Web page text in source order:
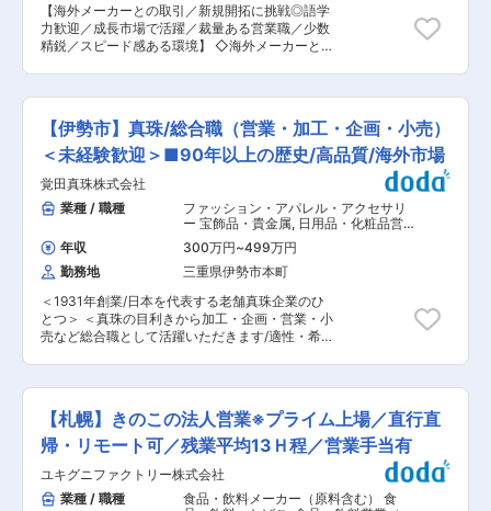
について 当社は「美容業界に新しい職業と文化を
生み出す会社」です。 創業のきっかけとなった眉
癖改善技術 「HBL（ハリウッドブロウリフト）」
してきました。 「HBL」では、これまで存在しな
かった「眉毛をプロに任せる」という新しい文化
ネイリストが憧れの職業になったように、「ブロ
ウアーティスト」という職業を、誰もが憧れる存
在へと押し上げていく挑戦を続けています。 変更
の範囲：会社の定める業務
調整できます。1日5時間、10時間勤務等、自由な
働き方を実現ができます。 地方に関してはフルリ
モート、都市圏は本社・支社がありますが基本リ
モート・直行直帰となります。社用車と駐車場代
あわせ、自分で戦略を描き推進していくことがで
きます。 （3）研修制度：60日間の研修プログラ
ムにより段階的に業務を習得。商品の知識を習得
してから先輩社員に同行し、営業活動の基本を身
につけて頂きます。 ■公平な評価制度： 目標管
理制度、コンピテンシー制度など、しっかりとし
た評価体制の下就業できます。 ■様々なキャリア
パス： 営業職からマーケティング、企画系、キー
アカウントセールス、管理職など様々なキャリア
パスがあります。 営業スタートで縦への昇進はも
ちろん、本社への異動も可能です。 1年間のジョ
ブトライアル、のようなユニークな社内異動制度
もあります。 ■たばこ業界の先行きが不安 Aたば
っていない状況です。 この先の市場規模も大きな
変動はないことが予想されております。 ■禁煙者
たばこを吸われない方もご活躍されております。
変更の範囲：会社の定める業務
【海外メーカーとの取引／新規開拓に挑戦◎語学
力歓迎／成長市場で活躍／裁量ある営業職／少数
精鋭／スピード感ある環境】 ◇海外メーカーとの
的に動ける方を歓迎します。 ■採用背景 円安の
影響で原料輸出が急成長し、営業体制の強化が急
務。糸営業は欠員により最優先で採用、製品営業
も増員予定です。 ■業務内容 ◎糸営業 ・中国メ
ーカーの素材を日本市場へ展開する業務です。 ・
上海側メーカーとの折衝や新規素材の発掘を担当
し、海外出張や展示会参加の機会もあります。 ◎
製品営業 ・セーターOEMの営業を担い、既存顧
客対応に加え新規開拓も推進。いずれも顧客との
信頼構築や提案力が求められます。 ・業務は、取
引先との条件交渉、納期管理、品質確認など多岐
にわたり、スピード感ある判断が必要です。 ・語
学力（中国語・英語）が活かせる場面も多く、異
文化コミュニケーションを楽しめる方に適した環
境です。 ■業務の魅力 海外メーカーとの交渉や
展示会参加など、グローバルな視点で営業力を磨
将来的に事業責任者や海外拠点担当へのステップ
アップが可能。営業力と語学力を活かし、グロー
バルキャリアを築けます。 ■働き方 ◇海外出張
や展示会参加のチャンスあり ◇残業は月10時間
程度と少なめ ◇成果に応じた評価制度あり ■当
社について VERY TEXは、糸・製品・原料の3領
【伊勢市】真珠/総合職（営業・加工・企画・小売）
＜未経験歓迎＞■90年以上の歴史/高品質/海外市場
覚田真珠株式会社
業種 / 職種
ファッション・アパレル・アクセサリ
ー 宝飾品・貴金属, 日用品・化粧品営
業（国内） 販売・接客・売り場担当
年収 300万円~499万円
勤務地
三重県伊勢市本町
＜1931年創業/日本を代表する老舗真珠企業のひ
とつ＞ ＜真珠の目利きから加工・企画・営業・小
売など総合職として活躍いただきます/適性・希望
ただき、会社の未来を支えていただけるメンバー
を募集いたします。真珠の品質に関わる目利きが
全ての業務の基礎となりますので、しっかりと期
間を設けて学びながら、将来は適性・強みを発揮
いただける職種に就いていただきます。 真珠マス
ターとしてステップアップしていただけるポジシ
ョンです。 ■具体的には ・真珠の選別・品質
【札幌】きのこの法人営業※プライム上場／直行直
帰・リモート可／残業平均13Ｈ程／営業手当有
ユキグニファクトリー株式会社
業種 / 職種
食品・飲料メーカー（原料含む） 食